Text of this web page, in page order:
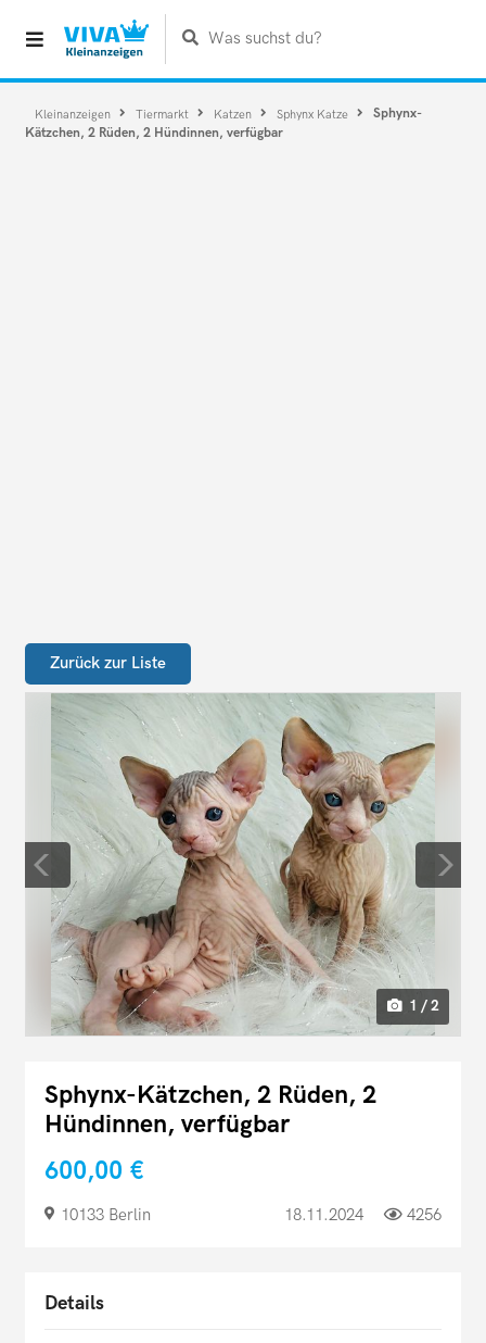
Was suchst du?
Kleinanzeigen Tiermarkt Katzen Sphynx Katze
Sphynx-
Kätzchen, 2 Rüden, 2 Hündinnen, verfügbar
Zurück zur Liste
1 / 2
Sphynx-Kätzchen, 2 Rüden, 2
Hündinnen, verfügbar
600,00 €
10133 Berlin 18.11.2024 4256
Details